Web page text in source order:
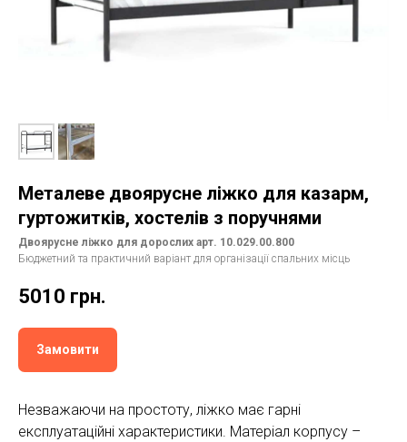
Металеве двоярусне ліжко для казарм,
гуртожитків, хостелів з поручнями
Двоярусне ліжко для дорослих арт. 10.029.00.800
Бюджетний та практичний варіант для організації спальних місць
5010 грн.
Замовити
Незважаючи на простоту, ліжко має гарні
експлуатаційні характеристики. Матеріал корпусу –